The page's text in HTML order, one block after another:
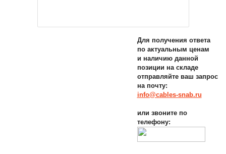
Для получения ответа
по актуальным ценам
и наличию данной
позиции на складе
отправляйте ваш запрос
на почту:
info@cables-snab.ru
или звоните по
телефону: